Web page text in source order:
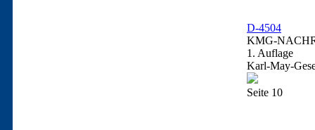
D-4504
KMG-
1. Auflage
Karl-May-
Seite 10